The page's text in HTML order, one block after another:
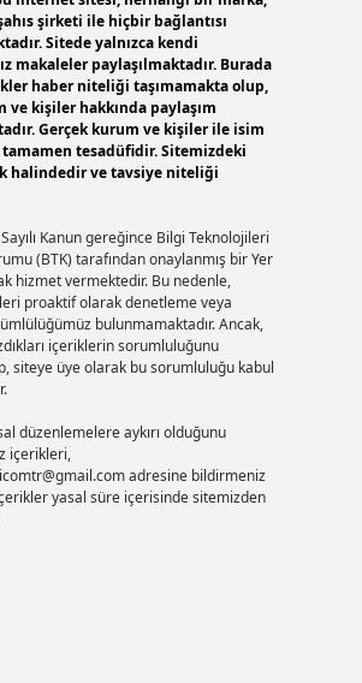
şirketi ile hiçbir bağlantısı
Sitede yalnızca kendi
makaleler paylaşılmaktadır. Burada
haber niteliği taşımamakta olup,
ve kişiler hakkında paylaşım
Gerçek kurum ve kişiler ile isim
tesadüfidir. Sitemizdeki
halindedir ve tavsiye niteliği
Kanun gereğince Bilgi Teknolojileri
(BTK) tarafından onaylanmış bir Yer
hizmet vermektedir. Bu nedenle,
proaktif olarak denetleme veya
bulunmamaktadır. Ancak,
içeriklerin sorumluluğunu
siteye üye olarak bu sorumluluğu kabul
düzenlemelere aykırı olduğunu
içerikleri,
adresine bildirmeniz
yasal süre içerisinde sitemizden